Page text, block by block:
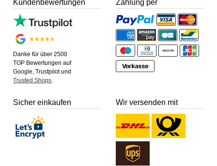
Kundenbewertungen
Danke für über 2500
TOP Bewertungen auf
Google, Trustpilot und
Trusted Shops.
Zahlung per
Sicher einkaufen Wir versenden mit